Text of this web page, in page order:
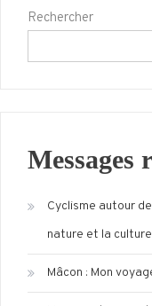
Rechercher
Messages
Cyclisme autour
nature et la
Mâcon : Mon